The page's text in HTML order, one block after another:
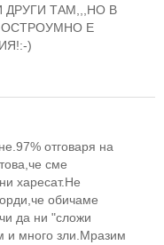
ДРУГИ ТАМ,,,НО В
Е
)
отговаря на
сме
харесат.Не
обичаме
да ни "сложи
и много зли.Мразим